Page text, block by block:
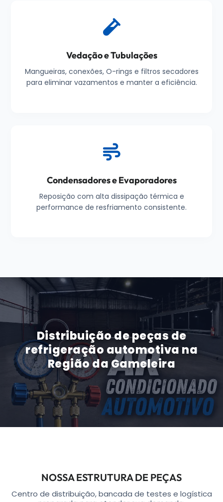
Vedação e Tubulações
Mangueiras, conexões, O-rings e filtros secadores
para eliminar vazamentos e manter a eficiência.
Condensadores e Evaporadores
Reposição com alta dissipação térmica e
performance de resfriamento consistente.
Distribuição de peças de
refrigeração automotiva na
Região da Gameleira
NOSSA ESTRUTURA DE PEÇAS
Centro de distribuição, bancada de testes e logística